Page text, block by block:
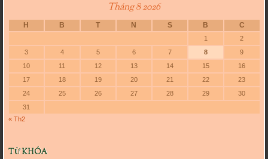
Tháng 8 2026
H B T N S B C
1
2
3
4 5 6 7 8
9
10
11 12 13 14 15
16
17
18 19 20 21 22
23
24
25 26 27 28 29
30
31
« Th2
TỪ KHÓA